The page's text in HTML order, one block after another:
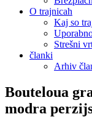
O trajnicah
Kaj so
Strešni
članki
Arhiv
Bouteloua
modra